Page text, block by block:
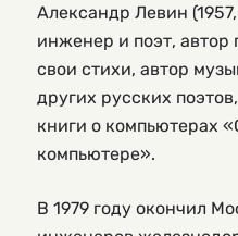
Александр Левин
инженер и поэт, автор
свои стихи, автор
других русских
книги о компьютерах
компьютере».
В 1979 году окончил